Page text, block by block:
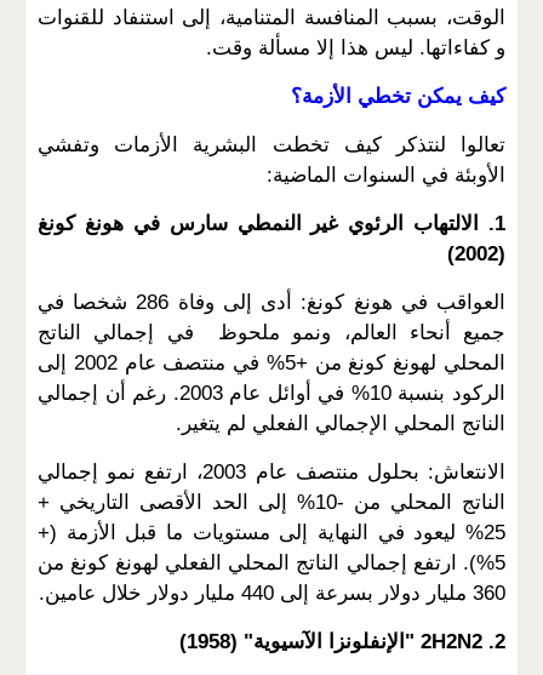
الوقت، بسبب المنافسة المتنامية، إلى استنفاد للقنوات
و كفاءاتها. ليس هذا إلا مسألة وقت.
كيف يمكن تخطي الأزمة؟
تعالوا لنتذكر كيف تخطت البشرية الأزمات وتفشي
الأوبئة في السنوات الماضية:
1. الالتهاب الرئوي غير النمطي سارس في هونغ كونغ
(2002)
العواقب في هونغ كونغ: أدى إلى وفاة 286 شخصا في
جميع أنحاء العالم، ونمو ملحوظ في إجمالي الناتج
المحلي لهونغ كونغ من +5% في منتصف عام 2002 إلى
الركود بنسبة 10% في أوائل عام 2003. رغم أن إجمالي
الناتج المحلي الإجمالي الفعلي لم يتغير.
الانتعاش: بحلول منتصف عام 2003، ارتفع نمو إجمالي
الناتج المحلي من -10% إلى الحد الأقصى التاريخي +
25% ليعود في النهاية إلى مستويات ما قبل الأزمة (+
5%). ارتفع إجمالي الناتج المحلي الفعلي لهونغ كونغ من
360 مليار دولار بسرعة إلى 440 مليار دولار خلال عامين.
2. 2H2N2 "الإنفلونزا الآسيوية" (1958)